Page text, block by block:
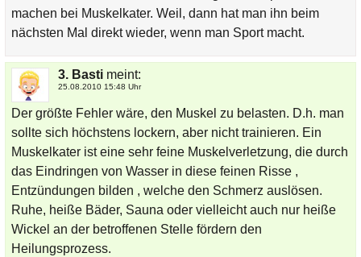
machen bei Muskelkater. Weil, dann hat man ihn beim
nächsten Mal direkt wieder, wenn man Sport macht.
3. Bastimeint:
25.08.2010 15:48 Uhr
Der größte Fehler wäre, den Muskel zu belasten. D.h. man
sollte sich höchstens lockern, aber nicht trainieren. Ein
Muskelkater ist eine sehr feine Muskelverletzung, die durch
das Eindringen von Wasser in diese feinen Risse ,
Entzündungen bilden , welche den Schmerz auslösen.
Ruhe, heiße Bäder, Sauna oder vielleicht auch nur heiße
Wickel an der betroffenen Stelle fördern den
Heilungsprozess.